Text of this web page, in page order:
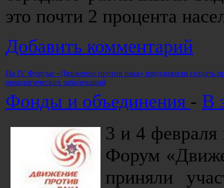
это почти 2 процента
Добавить комментарий
На IV Форуме «Движение против рака» предложили создать
онкологических заболеваний
Фонды и объединения - В
3 и 4
Форум
приняли